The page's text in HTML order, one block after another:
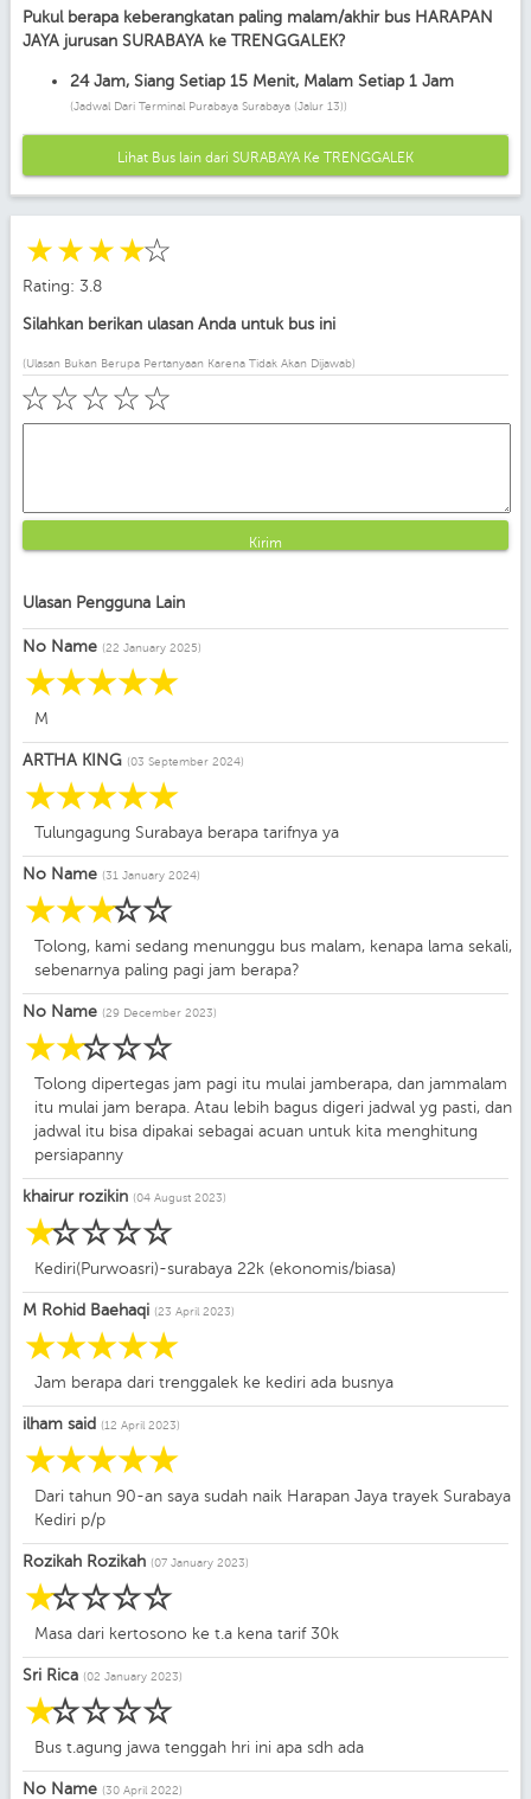
Pukul berapa keberangkatan paling malam/akhir bus HARAPAN
JAYA jurusan SURABAYA ke TRENGGALEK?
24 Jam, Siang Setiap 15 Menit, Malam Setiap 1 Jam
(Jadwal Dari Terminal Purabaya Surabaya (jalur 13))
Lihat Bus lain dari SURABAYA Ke TRENGGALEK
☆
☆
☆
☆
☆
Rating: 3.8
Silahkan berikan ulasan Anda untuk bus ini
(Ulasan Bukan Berupa Pertanyaan Karena Tidak Akan Dijawab)
☆
☆
☆
☆
☆
Kirim
Ulasan Pengguna Lain
No Name (22 January 2025)
☆
☆
☆
☆
☆
M
ARTHA KING (03 September 2024)
☆
☆
☆
☆
☆
Tulungagung Surabaya berapa tarifnya ya
No Name (31 January 2024)
☆
☆
☆
☆
☆
Tolong, kami sedang menunggu bus malam, kenapa lama sekali,
sebenarnya paling pagi jam berapa?
No Name (29 December 2023)
☆
☆
☆
☆
☆
Tolong dipertegas jam pagi itu mulai jamberapa, dan jammalam
itu mulai jam berapa. Atau lebih bagus digeri jadwal yg pasti, dan
jadwal itu bisa dipakai sebagai acuan untuk kita menghitung
persiapanny
khairur rozikin (04 August 2023)
☆
☆
☆
☆
☆
Kediri(Purwoasri)-surabaya 22k (ekonomis/biasa)
M Rohid Baehaqi (23 April 2023)
☆
☆
☆
☆
☆
Jam berapa dari trenggalek ke kediri ada busnya
ilham said (12 April 2023)
☆
☆
☆
☆
☆
Dari tahun 90-an saya sudah naik Harapan Jaya trayek Surabaya
Kediri p/p
Rozikah Rozikah (07 January 2023)
☆
☆
☆
☆
☆
Masa dari kertosono ke t.a kena tarif 30k
Sri Rica (02 January 2023)
☆
☆
☆
☆
☆
Bus t.agung jawa tenggah hri ini apa sdh ada
No Name (30 April 2022)